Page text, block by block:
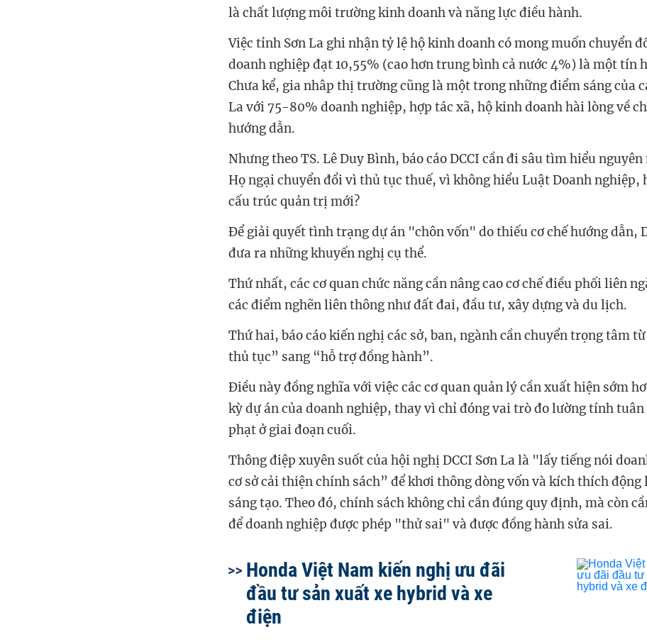
là chất lượng môi trường kinh doanh và năng lực điều hành.
Việc tỉnh Sơn La ghi nhận tỷ lệ hộ kinh doanh có mong muốn chuyển
doanh nghiệp đạt 10,55% (cao hơn trung bình cả nước 4%) là một tín
Chưa kể, gia nhâp thị trường cũng là một trong những điểm sáng của
La với 75-80% doanh nghiệp, hợp tác xã, hộ kinh doanh hài lòng về
hướng dẫn.
Nhưng theo TS. Lê Duy Bình, báo cáo DCCI cần đi sâu tìm hiểu nguyên
Họ ngại chuyển đổi vì thủ tục thuế, vì không hiểu Luật Doanh nghiệp,
cấu trúc quản trị mới?
Để giải quyết tình trạng dự án "chôn vốn" do thiếu cơ chế hướng dẫn,
đưa ra những khuyến nghị cụ thể.
Thứ nhất, các cơ quan chức năng cần nâng cao cơ chế điều phối liên
các điểm nghẽn liên thông như đất đai, đầu tư, xây dựng và du lịch.
Thứ hai, báo cáo kiến nghị các sở, ban, ngành cần chuyển trọng tâm
thủ tục” sang “hỗ trợ đồng hành”.
Điều này đồng nghĩa với việc các cơ quan quản lý cần xuất hiện sớm
kỳ dự án của doanh nghiệp, thay vì chỉ đóng vai trò đo lường tính
phạt ở giai đoạn cuối.
Thông điệp xuyên suốt của hội nghị DCCI Sơn La là "lấy tiếng nói
cơ sở cải thiện chính sách” để khơi thông dòng vốn và kích thích
sáng tạo. Theo đó, chính sách không chỉ cần đúng quy định, mà còn
để doanh nghiệp được phép "thử sai" và được đồng hành sửa sai.
Honda Việt Nam kiến nghị ưu đãi
đầu tư sản xuất xe hybrid và xe
điện